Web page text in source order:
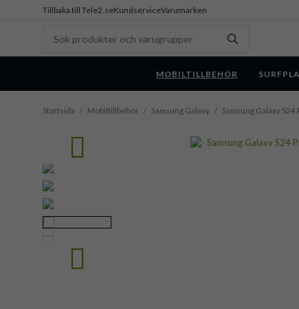
Tillbaka till Tele2.seKundserviceVarumärken
MOBILTILLBEHÖR
Startsida / Mobiltillbehör / Samsung Galaxy / Samsung Galaxy S24